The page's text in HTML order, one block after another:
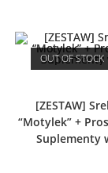
OUT OF STOCK
[ZESTAW]
“Motylek” +
Suplementy